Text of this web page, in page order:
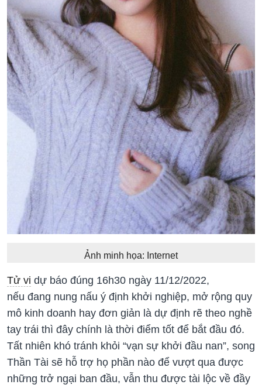
Ảnh minh họa: Internet
Tử vi dự báo đúng 16h30 ngày 11/12/2022,
nếu đang nung nấu ý định khởi nghiệp, mở rộng quy
mô kinh doanh hay đơn giản là dự định rẽ theo nghề
tay trái thì đây chính là thời điểm tốt để bắt đầu đó.
Tất nhiên khó tránh khỏi “vạn sự khởi đầu nan”, song
Thần Tài sẽ hỗ trợ họ phần nào để vượt qua được
những trở ngại ban đầu, vẫn thu được tài lộc về đầy